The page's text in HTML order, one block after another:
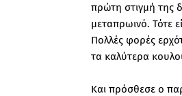
πρώτη στιγμή της
μεταπρωινό. Τότε
Πολλές φορές
τα καλύτερα
Και πρόσθεσε ο